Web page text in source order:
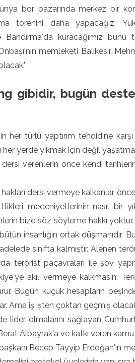
bor pazarında merkez bir
törenini daha yapacağız.
kuracağımız
memleketi Balıkesir,
gibidir, bugün
her türlü yaptırım tehdidine
her yerde yıkmak için değil
dersi verenlerin önce kendi
dersi vermeye kalkanlar
medeniyetlerinin nasıl bir
bize söz söyleme hakkı
insanlığın ortak
sınıfta kalmıştır. Alenen
terörist paçavraları ile şov
akıl vermeye kalkmasın.
Bugün küçük hesapların
Ama iş işten çoktan geçmiş
lider olmalarını sağlayan
Albayrak'a ve katkı veren
Recep Tayyip Erdoğan'ın